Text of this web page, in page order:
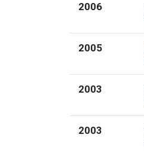
2006
2005
2003
2003